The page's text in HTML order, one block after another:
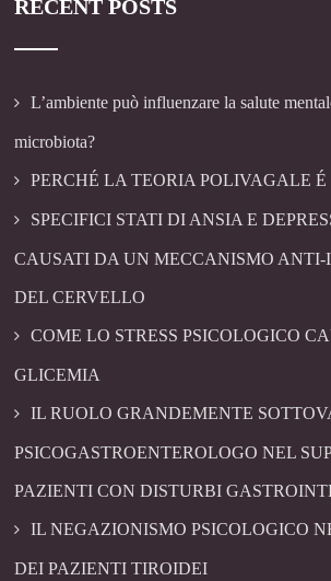
RECENT POSTS
L’ambiente può influenzare la salute
microbiota?
PERCHÉ LA TEORIA POLIVAGALE
SPECIFICI STATI DI ANSIA E
CAUSATI DA UN MECCANISMO
DEL CERVELLO
COME LO STRESS PSICOLOGICO
GLICEMIA
IL RUOLO GRANDEMENTE
PSICOGASTROENTEROLOGO NEL
PAZIENTI CON DISTURBI
IL NEGAZIONISMO PSICOLOGICO
DEI PAZIENTI TIROIDEI